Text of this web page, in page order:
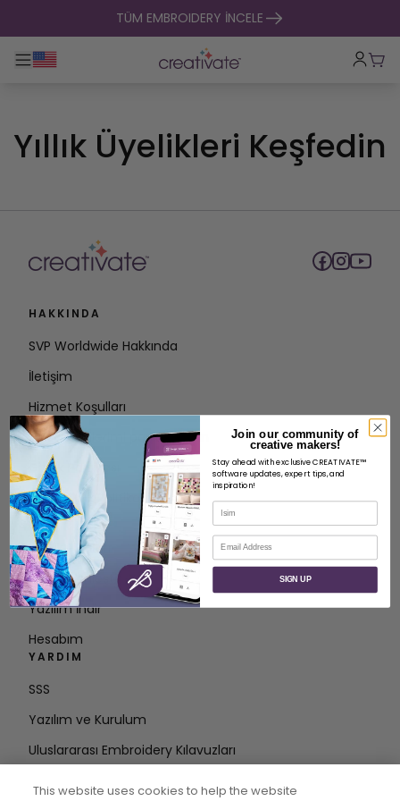
TÜM EMBROIDERY İNCELE
Ana gezintiyi aç / kapat
Yıllık Üyelikleri Keşfedin
HAKKINDA
SVP Worldwide Hakkında
İletişim
Hizmet Koşulları
Kişisel bilgilerimi paylaşmayın
Gizlilik Politikası
Erişilebilirlik Politikası Beyanı
ERIŞIM
Üyelik Planları
Kodu Etkinleştir
Yazılım İndir
Hesabım
YARDIM
SSS
Yazılım ve Kurulum
Uluslararası Embroidery Kılavuzları
DÖNGÜDE KALIN
This website uses cookies to help the website
Join our community of
creative makers!
Stay ahead with exclusive CREATIVATE™
software updates, expert tips, and
inspiration!
İsim
E-posta
SIGN UP